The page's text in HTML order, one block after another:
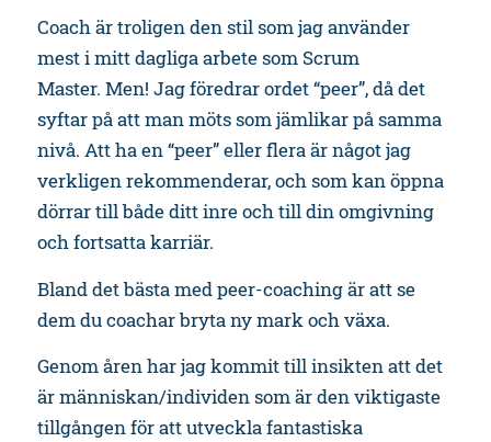
Coach är troligen den stil som jag använder
mest i mitt dagliga arbete som Scrum
Master. Men! Jag föredrar ordet “peer”, då det
syftar på att man möts som jämlikar på samma
nivå. Att ha en “peer” eller flera är något jag
verkligen rekommenderar, och som kan öppna
dörrar till både ditt inre och till din omgivning
och fortsatta karriär.
Bland det bästa med peer-coaching är att se
dem du coachar bryta ny mark och växa.
Genom åren har jag kommit till insikten att det
är människan/individen som är den viktigaste
tillgången för att utveckla fantastiska